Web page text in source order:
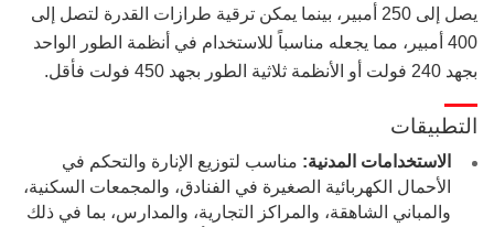
يصل إلى 250 أمبير، بينما يمكن ترقية طرازات القدرة لتصل إلى
400 أمبير، مما يجعله مناسباً للاستخدام في أنظمة الطور الواحد
بجهد 240 فولت أو الأنظمة ثلاثية الطور بجهد 450 فولت فأقل.
التطبيقات
الاستخدامات المدنية: مناسب لتوزيع الإنارة والتحكم في
الأحمال الكهربائية الصغيرة في الفنادق، والمجمعات السكنية،
والمباني الشاهقة، والمراكز التجارية، والمدارس، بما في ذلك